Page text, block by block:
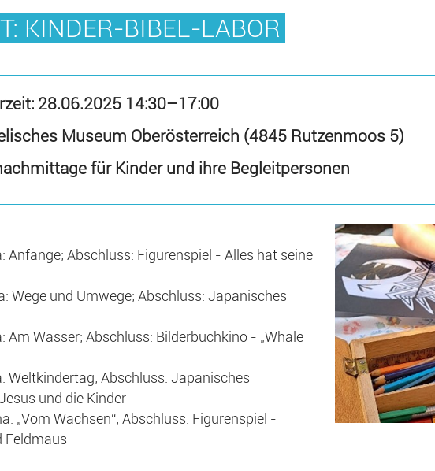
KINDER-BIBEL-LABOR
28.06.2025 14:30–17:00
Museum Oberösterreich (4845 Rutzenmoos 5)
für Kinder und ihre Begleitpersonen
Anfänge; Abschluss: Figurenspiel - Alles hat seine
Wege und Umwege; Abschluss: Japanisches
Am Wasser; Abschluss: Bilderbuchkino - „Whale
Weltkindertag; Abschluss: Japanisches
und die Kinder
„Vom Wachsen“; Abschluss: Figurenspiel -
Feldmaus